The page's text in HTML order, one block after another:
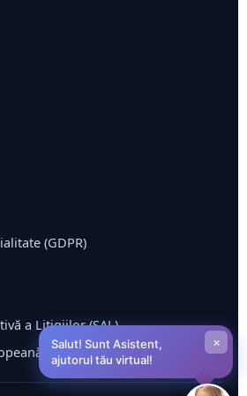
(GDPR)
a Litigiilor (SAL)
ODR
Salut! Sunt Asistent,
ajutorul tău virtual!
×